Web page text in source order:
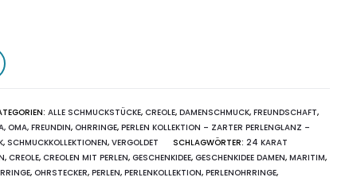
ALLE SCHMUCKSTÜCKE, CREOLE, DAMENSCHMUCK, FREUNDSCHAFT,
OMA, FREUNDIN, OHRRINGE, PERLEN KOLLEKTION – ZARTER PERLENGLANZ –
, SCHMUCKKOLLEKTIONEN, VERGOLDET SCHLAGWÖRTER: 24 KARAT
, CREOLE, CREOLEN MIT PERLEN, GESCHENKIDEE, GESCHENKIDEE DAMEN, MARITIM,
, OHRSTECKER, PERLEN, PERLENKOLLEKTION, PERLENOHRRINGE,